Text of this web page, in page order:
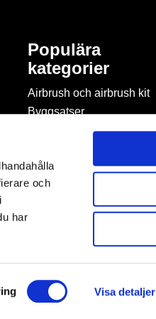
och
har
Visa detaljer
Populära
kategorier
Airbrush och airbrush kit
Byggsatser
Böcker & tidningar om
Byggmaterial
Figurspel